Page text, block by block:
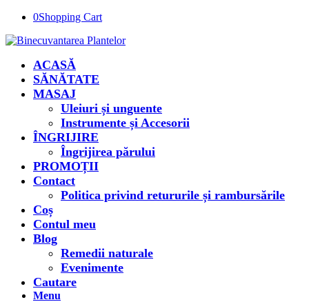
0Shopping Cart
ACASĂ
SĂNĂTATE
MASAJ
Uleiuri și unguente
Instrumente și Accesorii
ÎNGRIJIRE
Îngrijirea părului
PROMOȚII
Contact
Politica privind retururile și rambursările
Coș
Contul meu
Blog
Remedii naturale
Evenimente
Cautare
Menu